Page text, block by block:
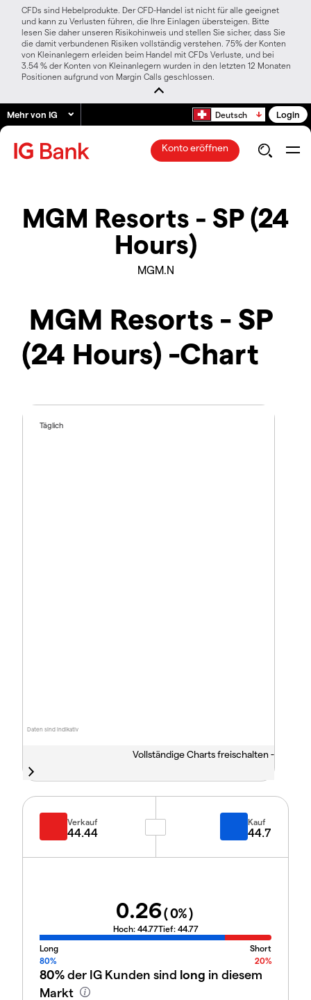
CFDs sind Hebelprodukte. Der CFD-Handel ist nicht für alle geeignet
und kann zu Verlusten führen, die Ihre Einlagen übersteigen. Bitte
lesen Sie daher unseren Risikohinweis und stellen Sie sicher, dass Sie
die damit verbundenen Risiken vollständig verstehen. 75% der Konten
von Kleinanlegern erleiden beim Handel mit CFDs Verluste, und bei
3.54 % der Konten von Kleinanlegern wurden in den letzten 12 Monaten
Positionen aufgrund von Margin Calls geschlossen.
Mehr von IG Deutsch Login
Konto eröffnen
MGM Resorts - SP (24
Hours)
MGM.N
MGM Resorts - SP
(24 Hours) -Chart
Daten sind indikativ
Täglich
Vollständige Charts freischalten -
Verkauf
44.44
Kauf
44.7
0.26(0%)
Hoch: 44.77Tief: 44.77
Long
Short
80%
20%
80%der IG Kunden sind long in diesem
Markt